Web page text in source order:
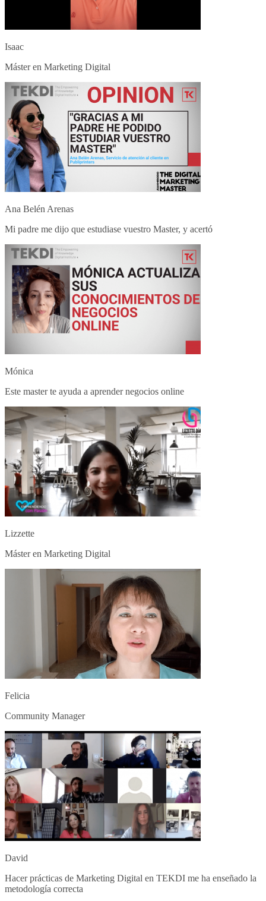
Isaac
Máster en Marketing Digital
Ana Belén Arenas
Mi padre me dijo que estudiase vuestro Master, y acertó
Mónica
Este master te ayuda a aprender negocios online
Lizzette
Máster en Marketing Digital
Felicia
Community Manager
David
Hacer prácticas de Marketing Digital en TEKDI me ha enseñado la
metodología correcta